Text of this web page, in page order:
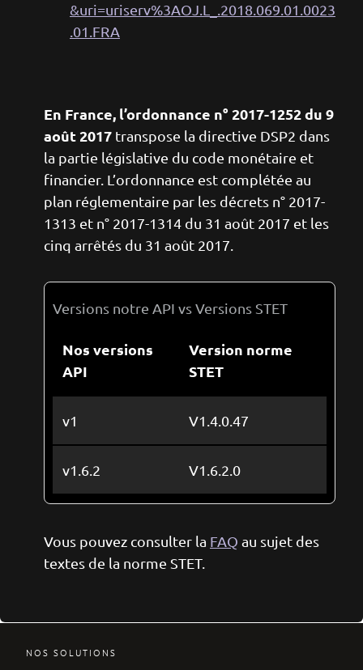
&uri=uriserv%3AOJ.L_.2018.069.01.0023
.01.FRA
En France, l’ordonnance n° 2017-1252 du 9
août 2017 transpose la directive DSP2 dans
la partie législative du code monétaire et
financier. L’ordonnance est complétée au
plan réglementaire par les décrets n° 2017-
1313 et n° 2017-1314 du 31 août 2017 et les
cinq arrêtés du 31 août 2017.
Versions notre API vs Versions STET
Nos versions
API
Version norme
STET
v1 V1.4.0.47
v1.6.2 V1.6.2.0
Vous pouvez consulter la FAQ au sujet des
textes de la norme STET.
NOS SOLUTIONS